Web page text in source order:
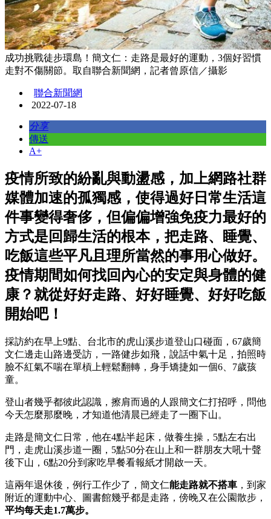
成功挑戰徒步環島！簡文仁：走路是最好的運動，3個好習慣
走對不傷關節。取自聯合新聞網，記者曾原信／攝影
聯合新聞網
2022-07-18
分享
傳送
A+
疫情所致的紛亂與動盪感，加上網路社群
媒體加速的孤獨感，使得過好日常生活這
件事變得奢侈，但偏偏增強免疫力最好的
方式是回歸生活的根本，把走路、睡覺、
吃飯這些平凡且理所當然的事用心做好。
疫情期間如何找回內心的安定與身體的健
康？就從好好走路、好好睡覺、好好吃飯
開始吧！
採訪約在早上9點、台北市的虎山溪步道登山口碰面，67歲簡
文仁邊走山路邊受訪，一路健步如飛，說話中氣十足，拍照時
臉不紅氣不喘在單槓上輕鬆翻轉，身手矯捷如一個6、7歲孩
童。
登山者幾乎都彼此認識，擦肩而過的人跟簡文仁打招呼，問他
今天怎麼那麼晚，才知道他清晨已經走了一圈下山。
走路是簡文仁日常，他在4點半起床，做養生操，5點左右出
門，走虎山溪步道一圈，5點50分在山上和一群朋友大吼十聲
後下山，6點20分到家吃早餐看報紙才開啟一天。
這兩年退休後，例行工作少了，簡文仁能走路就不搭車 ，到家
附近的運動中心、圖書館幾乎都是走路，傍晚又在公園散步，
平均每天走1.7萬步。